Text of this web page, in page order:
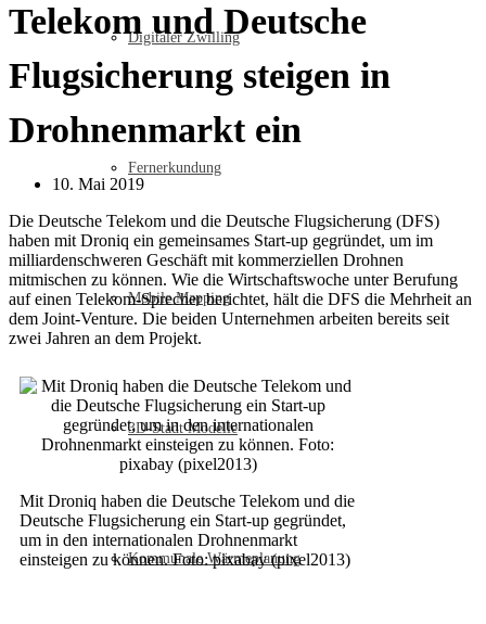
Digitaler Zwilling
Fernerkundung
Mobile Mapping
3D-Stadt Modelle
Kommunale Wärmeplanung
Telekom und Deutsche
Flugsicherung steigen in
Drohnenmarkt ein
10. Mai 2019
Die Deutsche Telekom und die Deutsche Flugsicherung (DFS)
haben mit Droniq ein gemeinsames Start-up gegründet, um im
milliardenschweren Geschäft mit kommerziellen Drohnen
mitmischen zu können. Wie die Wirtschaftswoche unter Berufung
auf einen Telekom-Sprecher berichtet, hält die DFS die Mehrheit an
dem Joint-Venture. Die beiden Unternehmen arbeiten bereits seit
zwei Jahren an dem Projekt.
Mit Droniq haben die Deutsche Telekom und die
Deutsche Flugsicherung ein Start-up gegründet,
um in den internationalen Drohnenmarkt
einsteigen zu können. Foto: pixabay (pixel2013)